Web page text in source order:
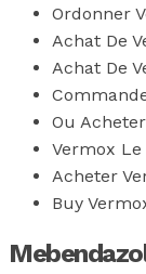
Ordonner
Achat De
Achat De
Ou
Vermox Le
Acheter
Buy